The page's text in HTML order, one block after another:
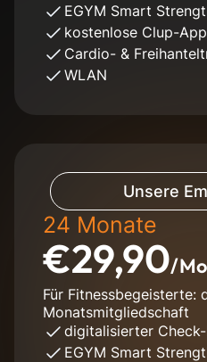
EGYM Smart
kostenlose Clup-
Cardio- &
WLAN
Unsere
24 Monate
€29,90/
Für Fitnessbegeisterte:
Monatsmitgliedschaft
digitalisierter
EGYM Smart